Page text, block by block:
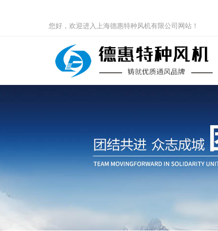
您好，欢迎进入上海德惠特种风机有限公司网站！